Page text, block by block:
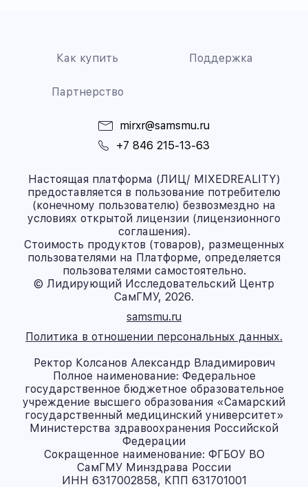
Как купить Поддержка
Партнерство
mirxr@samsmu.ru
+7 846 215-13-63
Настоящая платформа (ЛИЦ/ MIXEDREALITY)
предоставляется в пользование потребителю
(конечному пользователю) безвозмездно на
условиях открытой лицензии (лицензионного
соглашения).
Стоимость продуктов (товаров), размещенных
пользователями на Платформе, определяется
пользователями самостоятельно.
© Лидирующий Исследовательский Центр
СамГМУ, 2026.
samsmu.ru
Политика в отношении персональных данных.
Ректор Колсанов Александр Владимирович
Полное наименование: Федеральное
государственное бюджетное образовательное
учреждение высшего образования «Самарский
государственный медицинский университет»
Министерства здравоохранения Российской
Федерации
Сокращенное наименование: ФГБОУ ВО
СамГМУ Минздрава России
ИНН 6317002858, КПП 631701001